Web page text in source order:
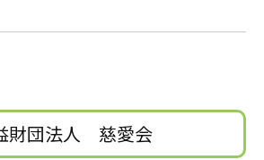
財団法人 慈愛会